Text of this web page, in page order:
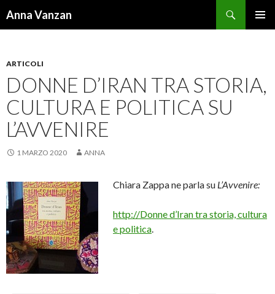
Anna Vanzan
ARTICOLI
DONNE D’IRAN TRA STORIA,
CULTURA E POLITICA SU
L’AVVENIRE
1 MARZO 2020 ANNA
Chiara Zappa ne parla su L’Avvenire:
http://Donne d’Iran tra storia, cultura
e politica.